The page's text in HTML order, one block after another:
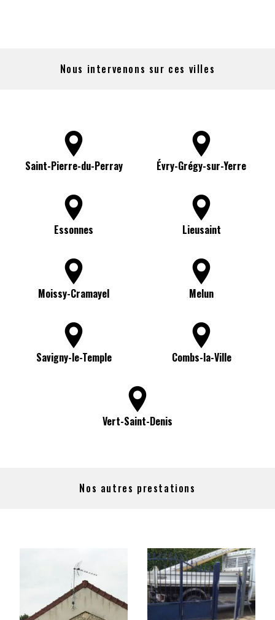
Nous intervenons sur ces villes
Saint-Pierre-du-Perray Évry-Grégy-sur-Yerre
Essonnes Lieusaint
Moissy-Cramayel Melun
Savigny-le-Temple Combs-la-Ville
Vert-Saint-Denis
Nos autres prestations